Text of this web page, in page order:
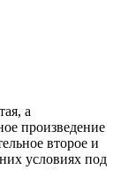
а
произведение
второе и
условиях под